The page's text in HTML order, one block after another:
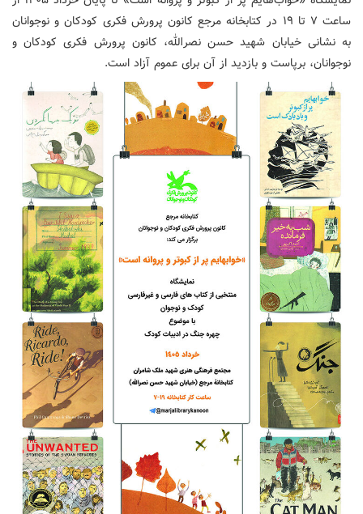
ساعت ۷ تا ۱۹ در کتابخانه مرجع کانون پرورش فکری کودکان و نوجوانان
به نشانی خیابان شهید حسن نصرالله، کانون پرورش فکری کودکان و
نوجوانان، برپاست و بازدید از آن برای عموم آزاد است.